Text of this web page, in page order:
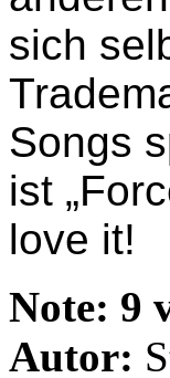
sich
Songs
ist
love it!
Note: 9
Autor: